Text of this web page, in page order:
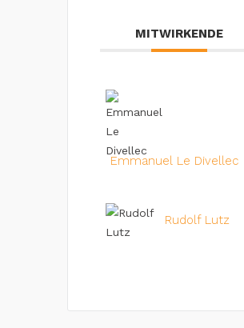
MITWIRKENDE
Emmanuel Le Divellec
Rudolf Lutz